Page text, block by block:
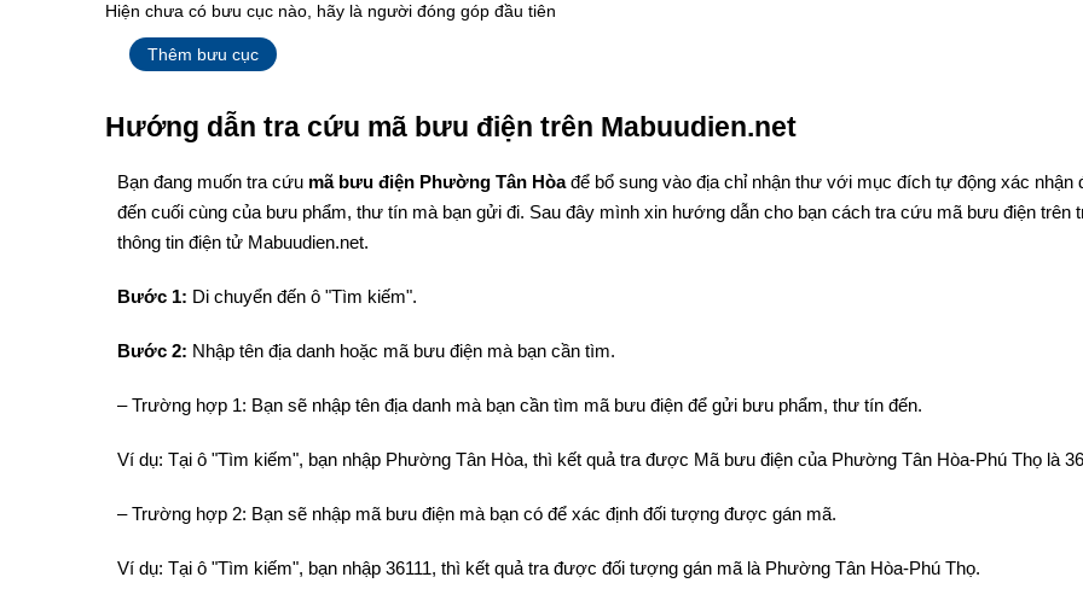
Hiện chưa có bưu cục nào, hãy là người đóng góp đầu tiên
Thêm bưu cục
Hướng dẫn tra cứu mã bưu điện trên Mabuudien.net
Bạn đang muốn tra cứu mã bưu điện Phường Tân Hòađể bổ sung vào địa chỉ nhận thư với mục đích tự động xác nhận
đến cuối cùng của bưu phẩm, thư tín mà bạn gửi đi. Sau đây mình xin hướng dẫn cho bạn cách tra cứu mã bưu điện trên
thông tin điện tử Mabuudien.net.
Bước 1: Di chuyển đến ô "Tìm kiếm".
Bước 2: Nhập tên địa danh hoặc mã bưu điện mà bạn cần tìm.
– Trường hợp 1: Bạn sẽ nhập tên địa danh mà bạn cần tìm mã bưu điện để gửi bưu phẩm, thư tín đến.
Ví dụ: Tại ô "Tìm kiếm", bạn nhập Phường Tân Hòa, thì kết quả tra được Mã bưu điện của Phường Tân Hòa-Phú Thọ là
– Trường hợp 2: Bạn sẽ nhập mã bưu điện mà bạn có để xác định đối tượng được gán mã.
Ví dụ: Tại ô "Tìm kiếm", bạn nhập 36111, thì kết quả tra được đối tượng gán mã là Phường Tân Hòa-Phú Thọ.